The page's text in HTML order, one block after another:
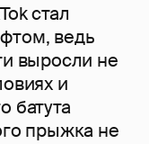
стал
ведь
выросли не
и
батута
прыжка не